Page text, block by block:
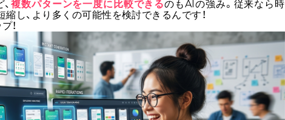
複数パターンを一度に比較できるのもAIの強み。従来なら時
し、より多くの可能性を検討できるんです！
！